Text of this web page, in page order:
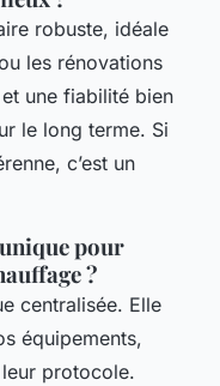
robuste, idéale
les rénovations
une fiabilité bien
le long terme. Si
c’est un
pour
?
centralisée. Elle
équipements,
protocole.